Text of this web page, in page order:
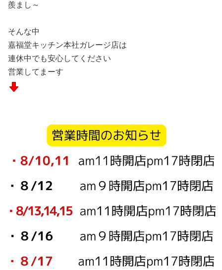
羨まし～
そんな中
嘉福堂キッチン本社ガレージ店は
連休中でも安心してください
営業してまーす